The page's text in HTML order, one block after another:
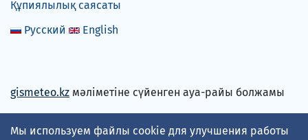
Құпиялылық саясаты
Русский
English
gismeteo.kz мәліметіне сүйенген ауа-райы болжамы
Мы используем файлы cookie для улучшения работы